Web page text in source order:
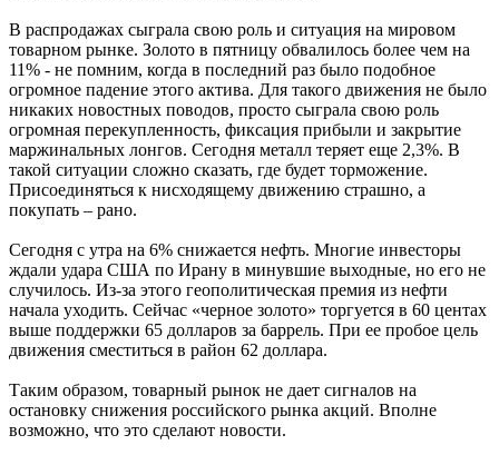
В распродажах сыграла свою роль и ситуация на мировом
товарном рынке. Золото в пятницу обвалилось более чем на
11% - не помним, когда в последний раз было подобное
огромное падение этого актива. Для такого движения не было
никаких новостных поводов, просто сыграла свою роль
огромная перекупленность, фиксация прибыли и закрытие
маржинальных лонгов. Сегодня металл теряет еще 2,3%. В
такой ситуации сложно сказать, где будет торможение.
Присоединяться к нисходящему движению страшно, а
покупать – рано.
Сегодня с утра на 6% снижается нефть. Многие инвесторы
ждали удара США по Ирану в минувшие выходные, но его не
случилось. Из-за этого геополитическая премия из нефти
начала уходить. Сейчас «черное золото» торгуется в 60 центах
выше поддержки 65 долларов за баррель. При ее пробое цель
движения сместиться в район 62 доллара.
Таким образом, товарный рынок не дает сигналов на
остановку снижения российского рынка акций. Вполне
возможно, что это сделают новости.